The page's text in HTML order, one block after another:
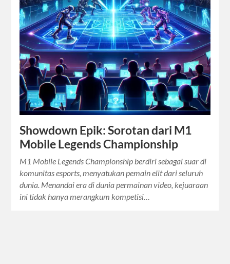
Showdown Epik: Sorotan dari M1
Mobile Legends Championship
M1 Mobile Legends Championship berdiri sebagai suar di
komunitas esports, menyatukan pemain elit dari seluruh
dunia. Menandai era di dunia permainan video, kejuaraan
ini tidak hanya merangkum kompetisi…